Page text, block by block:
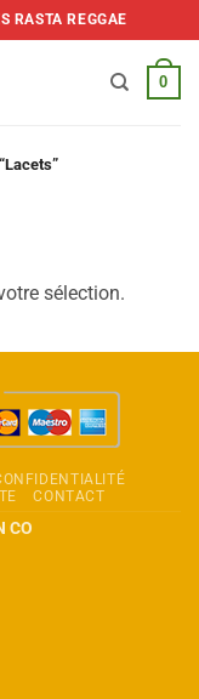
RASTA REGGAE
0
sélection.
CONTACT
CO